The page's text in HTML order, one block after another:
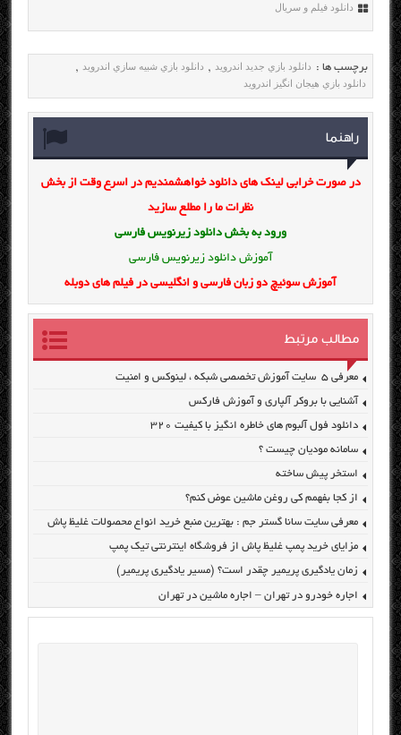
دانلود فیلم و سریال
برچسب ها : دانلود بازي جديد اندرويد , دانلود بازي شبيه سازي اندرويد ,
دانلود بازي هيجان انگيز اندرويد
راهنما
در صورت خرابی لینک های دانلود خواهشمندیم در اسرع وقت از بخش
نظرات ما را مطلع سازید
ورود به بخش دانلود زیرنویس فارسی
آموزش دانلود زیرنویس فارسی
آموزش سوئیچ دو زبان فارسی و انگلیسی در فیلم های دوبله
مطالب مرتبط
معرفی ۵ سایت آموزش تخصصی شبکه ، لینوکس و امنیت
آشنایی با بروکر آلپاری و آموزش فارکس
دانلود فول آلبوم های خاطره انگیز با کیفیت ۳۲۰
سامانه مودیان چیست ؟
استخر پیش ساخته
از کجا بفهمم کی روغن ماشین عوض کنم؟
معرفی سایت سانا گستر جم : بهترین منبع خرید انواع محصولات غلیظ پاش
مزایای خرید پمپ غلیظ پاش از فروشگاه اینترنتی تیک پمپ
زمان یادگیری پریمیر چقدر است؟ (مسیر یادگیری پریمیر)
اجاره خودرو در تهران – اجاره ماشین در تهران